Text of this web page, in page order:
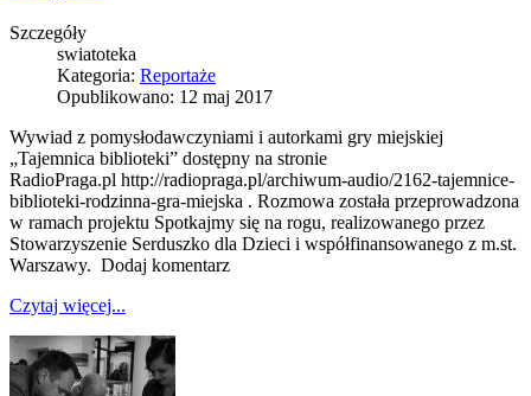
Szczegóły
swiatoteka
Kategoria: Reportaże
Opublikowano: 12 maj 2017
Wywiad z pomysłodawczyniami i autorkami gry miejskiej
„Tajemnica biblioteki” dostępny na stronie
RadioPraga.pl http://radiopraga.pl/archiwum-audio/2162-tajemnice-
biblioteki-rodzinna-gra-miejska . Rozmowa została przeprowadzona
w ramach projektu Spotkajmy się na rogu, realizowanego przez
Stowarzyszenie Serduszko dla Dzieci i współfinansowanego z m.st.
Warszawy. Dodaj komentarz
Czytaj więcej...